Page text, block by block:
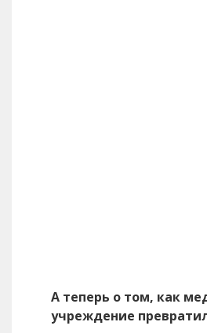
А теперь о том, как
учреждение